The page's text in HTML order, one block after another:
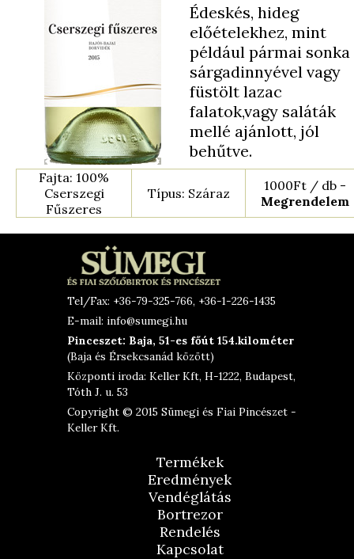
Édeskés, hideg
előételekhez, mint
például pármai sonka
sárgadinnyével vagy
füstölt lazac
falatok,vagy saláták
mellé ajánlott, jól
behűtve.
Fajta: 100%
Cserszegi
Fűszeres
Típus: Száraz
1000Ft / db -
Megrendelem
Tel/Fax: +36-79-325-766, +36-1-226-1435
E-mail: info@sumegi.hu
Pinceszet: Baja, 51-es főút 154.kilométer
(Baja és Érsekcsanád között)
Központi iroda: Keller Kft, H-1222, Budapest,
Tóth J. u. 53
Copyright © 2015 Sümegi és Fiai Pincészet -
Keller Kft.
Termékek
Eredmények
Vendéglátás
Bortrezor
Rendelés
Kapcsolat